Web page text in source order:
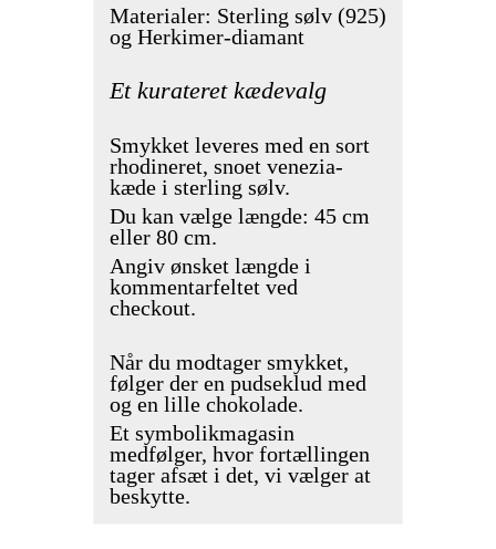
Materialer: Sterling sølv (925)
og Herkimer-diamant
Et kurateret kædevalg
Smykket leveres med en sort
rhodineret, snoet venezia-
kæde i sterling sølv.
Du kan vælge længde: 45 cm
eller 80 cm.
Angiv ønsket længde i
kommentarfeltet ved
checkout.
Når du modtager smykket,
følger der en pudseklud med
og en lille chokolade.
Et symbolikmagasin
medfølger, hvor fortællingen
tager afsæt i det, vi vælger at
beskytte.